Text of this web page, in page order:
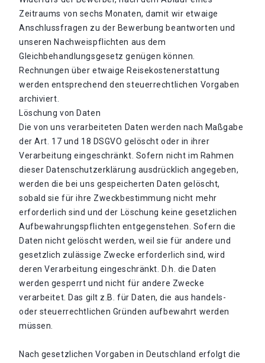
Zeitraums von sechs Monaten, damit wir etwaige
Anschlussfragen zu der Bewerbung beantworten und
unseren Nachweispflichten aus dem
Gleichbehandlungsgesetz genügen können.
Rechnungen über etwaige Reisekostenerstattung
werden entsprechend den steuerrechtlichen Vorgaben
archiviert.
Löschung von Daten
Die von uns verarbeiteten Daten werden nach Maßgabe
der Art. 17 und 18 DSGVO gelöscht oder in ihrer
Verarbeitung eingeschränkt. Sofern nicht im Rahmen
dieser Datenschutzerklärung ausdrücklich angegeben,
werden die bei uns gespeicherten Daten gelöscht,
sobald sie für ihre Zweckbestimmung nicht mehr
erforderlich sind und der Löschung keine gesetzlichen
Aufbewahrungspflichten entgegenstehen. Sofern die
Daten nicht gelöscht werden, weil sie für andere und
gesetzlich zulässige Zwecke erforderlich sind, wird
deren Verarbeitung eingeschränkt. D.h. die Daten
werden gesperrt und nicht für andere Zwecke
verarbeitet. Das gilt z.B. für Daten, die aus handels-
oder steuerrechtlichen Gründen aufbewahrt werden
müssen.
Nach gesetzlichen Vorgaben in Deutschland erfolgt die